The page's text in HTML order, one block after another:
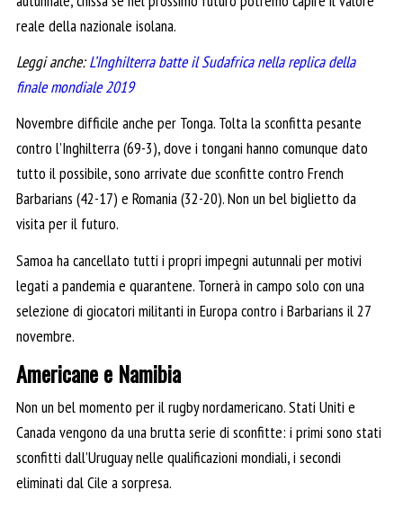
reale della nazionale isolana.
Leggi anche:L’Inghilterra batte il Sudafrica nella replica della
finale mondiale 2019
Novembre difficile anche per Tonga. Tolta la sconfitta pesante
contro l’Inghilterra (69-3), dove i tongani hanno comunque dato
tutto il possibile, sono arrivate due sconfitte contro French
Barbarians (42-17) e Romania (32-20). Non un bel biglietto da
visita per il futuro.
Samoa ha cancellato tutti i propri impegni autunnali per motivi
legati a pandemia e quarantene. Tornerà in campo solo con una
selezione di giocatori militanti in Europa contro i Barbarians il 27
novembre.
Americane e Namibia
Non un bel momento per il rugby nordamericano. Stati Uniti e
Canada vengono da una brutta serie di sconfitte: i primi sono stati
sconfitti dall’Uruguay nelle qualificazioni mondiali, i secondi
eliminati dal Cile a sorpresa.